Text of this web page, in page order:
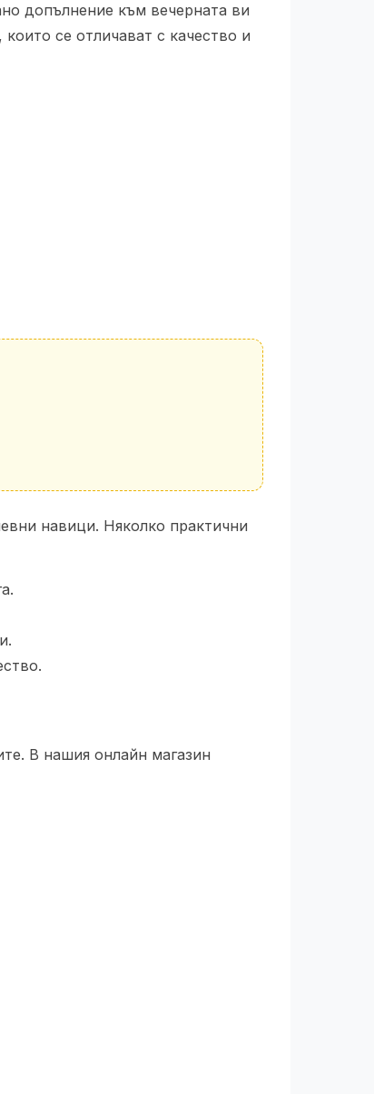
допълнение към вечерната ви
се отличават с качество и
навици. Няколко практични
В нашия онлайн магазин